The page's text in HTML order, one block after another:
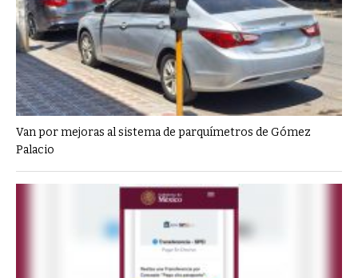
Van por mejoras al sistema de parquímetros de Gómez
Palacio